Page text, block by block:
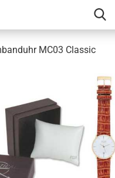
MC03 Classic